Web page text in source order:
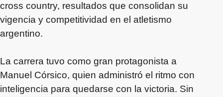
cross country, resultados que consolidan su
vigencia y competitividad en el atletismo
argentino.
La carrera tuvo como gran protagonista a
Manuel Córsico, quien administró el ritmo con
inteligencia para quedarse con la victoria. Sin